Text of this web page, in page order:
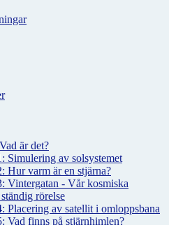
är det?
Simulering av solsystemet
Hur varm är en stjärna?
Vintergatan - Vår kosmiska
rörelse
Placering av satellit i omloppsbana
Vad finns på stjärnhimlen?